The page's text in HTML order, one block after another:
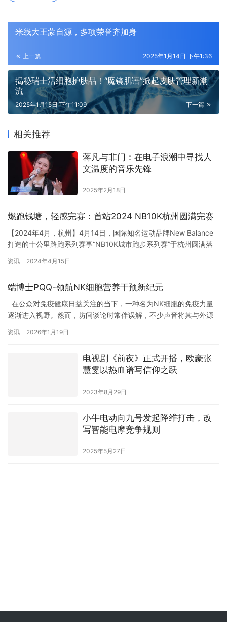
米线大王蒙自源，多项荣誉齐加身
上一篇 2025年1月14日 下午1:36
揭秘瑞士活细胞护肤品！“魔镜肌语”掀起皮肤管理新潮
流
下一篇
2025年1月15日 下午11:09
相关推荐
​蒋凡与非门：在电子浪潮中寻找人
文温度的音乐先锋
2025年2月18日
燃跑钱塘，轻感完赛：首站2024 NB10K杭州圆满完赛
【2024年4月，杭州】4月14日，国际知名运动品牌New Balance
打造的十公里路跑系列赛事“NB10K城市跑步系列赛”于杭州圆满落
跑者的热情在NB10K现场高燃绽放。New Balance以百年跑步基因
杭城城市主场风范。…
资讯 2024年4月15日
端博士PQQ-领航NK细胞营养干预新纪元
在公众对免疫健康日益关注的当下，一种名为NK细胞的免疫力量
逐渐进入视野。然而，坊间谈论时常伴误解，不少声音将其与外源
卫军”，其活性与功能维系，构成了免疫平衡的核心基石。近期，世
PQQ”营养干预方案，以其独创的“去能激活”技术理论引发…
资讯 2026年1月19日
电视剧《前夜》正式开播，欧豪张
慧雯以热血谱写信仰之跃
2023年8月29日
小牛电动向九号发起降维打击，改
写智能电摩竞争规则
2025年5月27日